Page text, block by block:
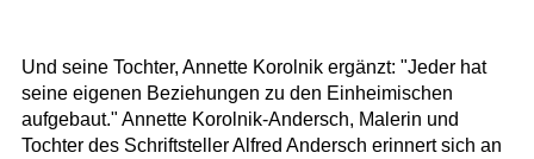
Und seine Tochter, Annette Korolnik ergänzt: "Jeder hat
seine eigenen Beziehungen zu den Einheimischen
aufgebaut." Annette Korolnik-Andersch, Malerin und
Tochter des Schriftsteller Alfred Andersch erinnert sich an